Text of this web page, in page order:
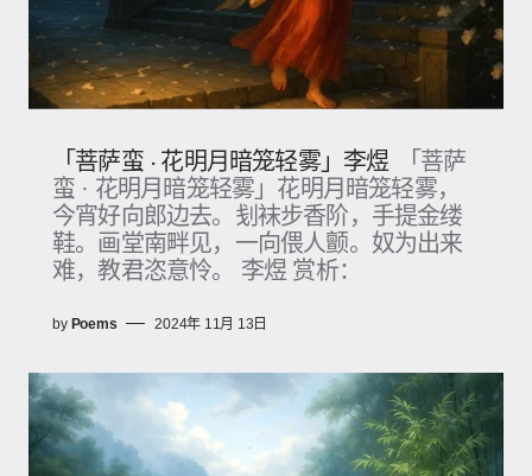
「菩萨蛮 · 花明月暗笼轻雾」李煜
「菩萨
蛮 · 花明月暗笼轻雾」花明月暗笼轻雾，
今宵好向郎边去。刬袜步香阶，手提金缕
鞋。画堂南畔见，一向偎人颤。奴为出来
难，教君恣意怜。 李煜 赏析：
by Poems 2024年 11月 13日